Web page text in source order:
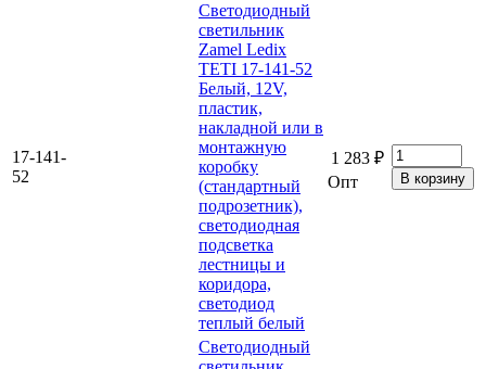
17-141-
52
Светодиодный
светильник
Zamel Ledix
TETI 17-141-52
Белый, 12V,
пластик,
накладной или в
монтажную
коробку
(стандартный
подрозетник),
светодиодная
подсветка
лестницы и
коридора,
светодиод
теплый белый
1 283 ₽
Опт
Светодиодный